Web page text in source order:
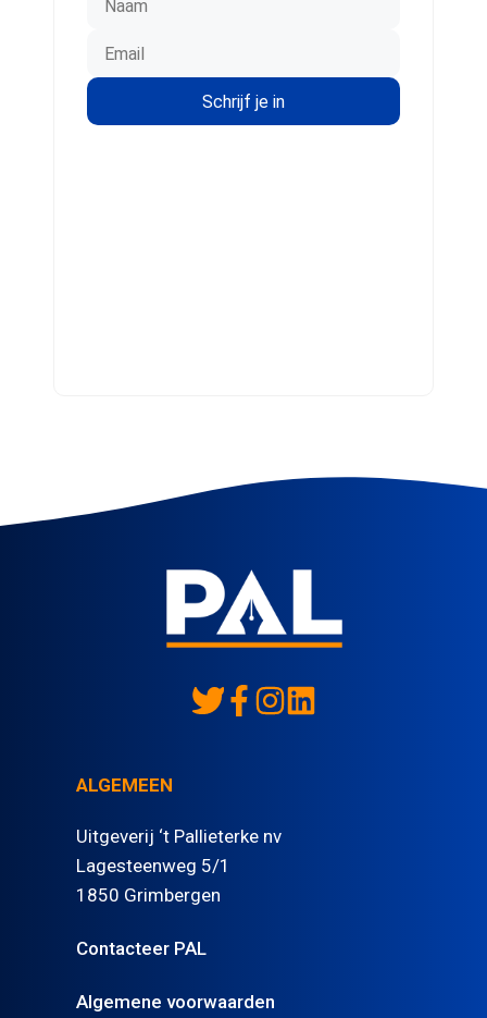
ALGEMEEN
Uitgeverij ‘t Pallieterke nv
Lagesteenweg 5/1
1850 Grimbergen
Contacteer PAL
Algemene voorwaarden